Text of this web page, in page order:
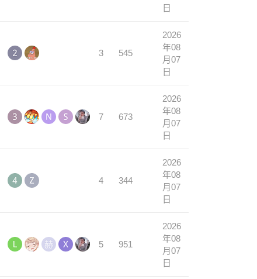
日
3 545
2026
年08
月07
日
7 673
2026
年08
月07
日
4 344
2026
年08
月07
日
5 951
2026
年08
月07
日